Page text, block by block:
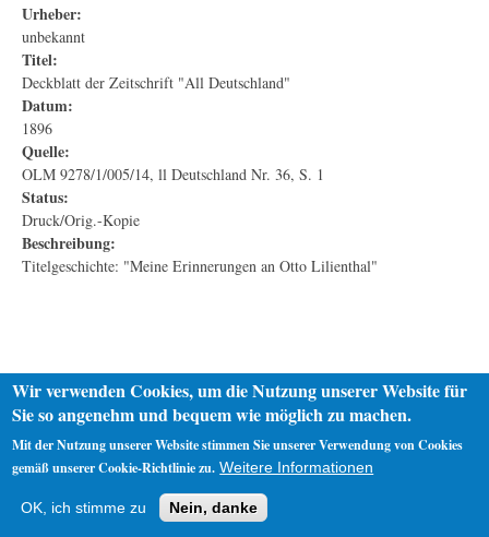
Urheber:
unbekannt
Titel:
Deckblatt der Zeitschrift "All Deutschland"
Datum:
1896
Quelle:
OLM 9278/1/005/14, ll Deutschland Nr. 36, S. 1
Status:
Druck/Orig.-Kopie
Beschreibung:
Titelgeschichte: "Meine Erinnerungen an Otto Lilienthal"
Impressum
Wir verwenden Cookies, um die Nutzung unserer Website für
Sie so angenehm und bequem wie möglich zu machen.
Mit der Nutzung unserer Website stimmen Sie unserer Verwendung von Cookies
gemäß unserer Cookie-Richtlinie zu. Weitere Informationen
OK, ich stimme zu Nein, danke